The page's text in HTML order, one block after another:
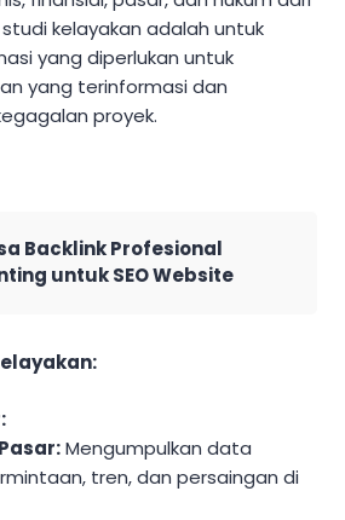
kelayakan adalah untuk
yang diperlukan untuk
yang terinformasi dan
proyek.
Backlink Profesional
untuk SEO Website
Mengumpulkan data
tren, dan persaingan di